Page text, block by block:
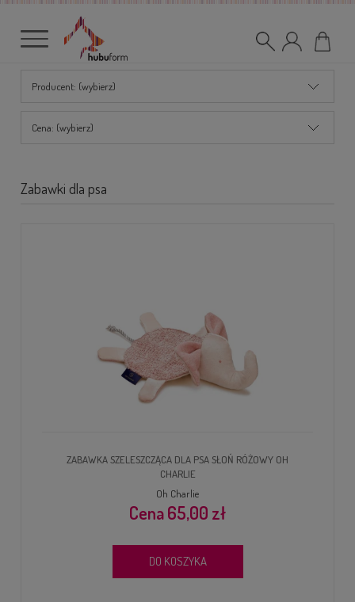
Producent: (wybierz)
Cena: (wybierz)
Zabawki dla psa
ZABAWKA SZELESZCZĄCA DLA PSA SŁOŃ RÓŻOWY OH
CHARLIE
Oh Charlie
65,00 zł
DO KOSZYKA